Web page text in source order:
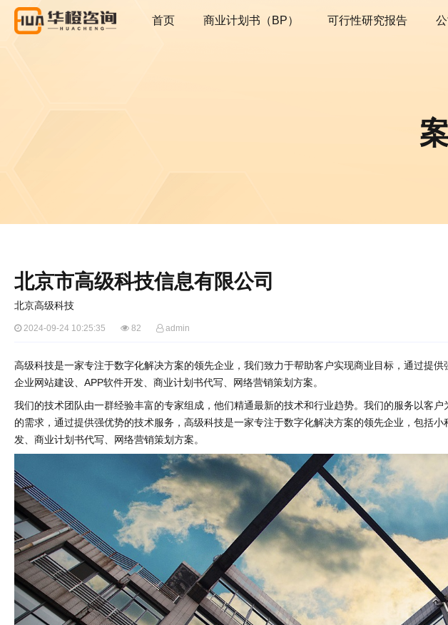
首页 商业计划书（BP） 可行性研究报告
北京市高级科技信息有限公司
北京高级科技
2024-09-24 10:25:35 82 admin
高级科技是一家专注于数字化解决方案的领先企业，我们致力于帮助客户实现商业目标，通过提供
企业网站建设、APP软件开发、商业计划书代写、网络营销策划方案。
我们的技术团队由一群经验丰富的专家组成，他们精通最新的技术和行业趋势。我们的服务以客
的需求，通过提供强优势的技术服务，高级科技是一家专注于数字化解决方案的领先企业，包括
发、商业计划书代写、网络营销策划方案。